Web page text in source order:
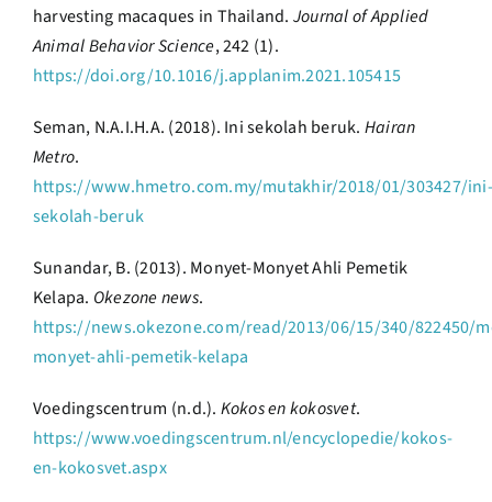
harvesting macaques in Thailand. Journal of Applied
Animal Behavior Science, 242 (1).
https://doi.org/10.1016/j.applanim.2021.105415
Seman, N.A.I.H.A. (2018). Ini sekolah beruk. Hairan
Metro.
https://www.hmetro.com.my/mutakhir/2018/01/303427/ini-
sekolah-beruk
Sunandar, B. (2013). Monyet-Monyet Ahli Pemetik
Kelapa. Okezone news.
https://news.okezone.com/read/2013/06/15/340/822450/
monyet-ahli-pemetik-kelapa
Voedingscentrum (n.d.). Kokos en kokosvet.
https://www.voedingscentrum.nl/encyclopedie/kokos-
en-kokosvet.aspx